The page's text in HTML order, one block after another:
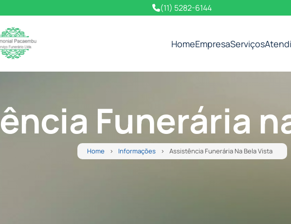
(11) 5282-6144
HomeEmpresaServiços
Funerária
Home Informações Assistência Funerária Na Bela Vista